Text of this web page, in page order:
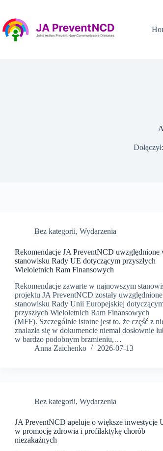
treści
Bez kategorii, Wydarzenia
Rekomendacje JA PreventNCD uwzględnione
stanowisku Rady UE dotyczącym przyszłych
Wieloletnich Ram Finansowych
Rekomendacje zawarte w najnowszym
projektu JA PreventNCD zostały
stanowisku Rady Unii Europejskiej
przyszłych Wieloletnich Ram Finansowych
(MFF). Szczególnie istotne jest to, że część z
znalazła się w dokumencie niemal dosłownie
w bardzo podobnym brzmieniu,…
Anna Zaichenko
2026-07-13
Bez kategorii, Wydarzenia
JA PreventNCD apeluje o większe inwestycje
w promocję zdrowia i profilaktykę chorób
niezakaźnych